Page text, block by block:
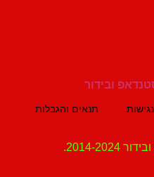
תנאים והגבלות